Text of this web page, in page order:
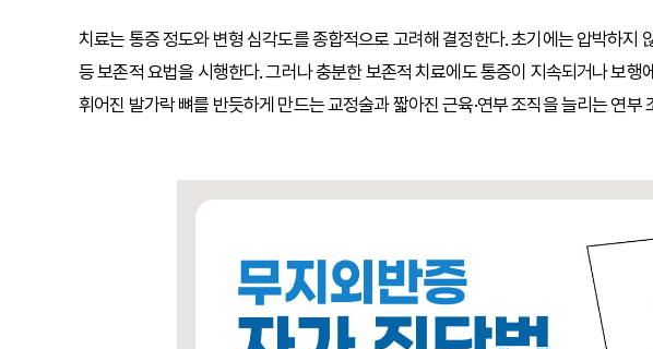
치료는 통증 정도와 변형 심각도를 종합적으로 고려해 결정한다. 초기에는 압박하지
등 보존적 요법을 시행한다. 그러나 충분한 보존적 치료에도 통증이 지속되거나 보
휘어진 발가락 뼈를 반듯하게 만드는 교정술과 짧아진 근육·연부 조직을 늘리는 연부